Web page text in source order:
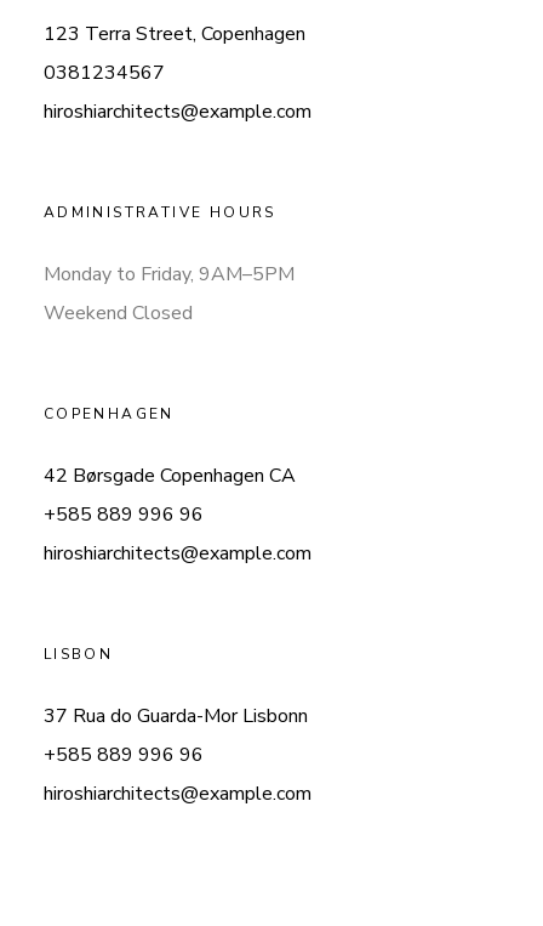
123 Terra Street, Copenhagen
0381234567
hiroshiarchitects@example.com
ADMINISTRATIVE HOURS
Monday to Friday, 9AM–5PM
Weekend Closed
COPENHAGEN
42 Børsgade Copenhagen CA
+585 889 996 96
hiroshiarchitects@example.com
LISBON
37 Rua do Guarda-Mor Lisbonn
+585 889 996 96
hiroshiarchitects@example.com